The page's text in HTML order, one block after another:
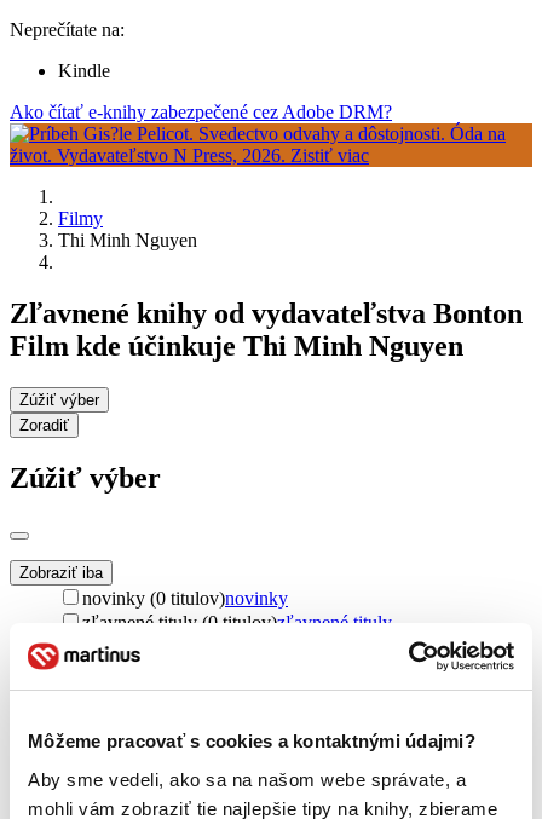
Môžeme pracovať s cookies a kontaktnými údajmi?
Aby sme vedeli, ako sa na našom webe správate, a
mohli vám zobraziť tie najlepšie tipy na knihy, zbierame
Neprečítate na:
Kindle
Ako čítať e-knihy zabezpečené cez Adobe DRM?
Filmy
Thi Minh Nguyen
Zľavnené knihy od vydavateľstva Bonton
Film kde účinkuje Thi Minh Nguyen
Zúžiť výber
Zoradiť
Zúžiť výber
Zobraziť iba
novinky (0 titulov)novinky
zľavnené tituly (0 titulov)zľavnené tituly
Dostupnosť
na centrálnom sklade (0 titulov)na centrálnom sklade
pripravujeme (0 titulov)pripravujeme
vypredaných)